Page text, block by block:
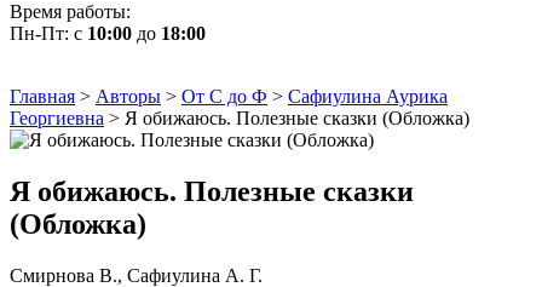
Время работы:
Пн-Пт: с 10:00 до 18:00
Главная > Авторы > От С до Ф > Сафиулина Аурика
Георгиевна > Я обижаюсь. Полезные сказки (Обложка)
Я обижаюсь. Полезные сказки
(Обложка)
Смирнова В., Сафиулина А. Г.